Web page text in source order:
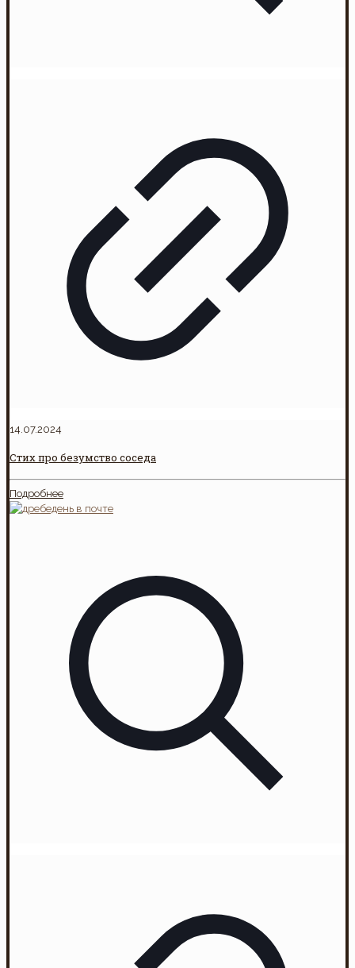
14.07.2024
Стих про безумство соседа
Подробнее